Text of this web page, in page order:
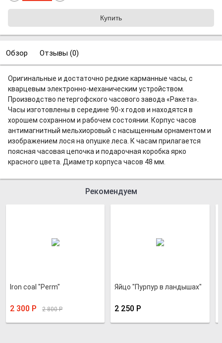
Обзор Отзывы (0)
Оригинальные и достаточно редкие карманные часы, с
кварцевым электронно-механическим устройством.
Производство петергофского часового завода «Ракета».
Часы изготовлены в середине 90-х годов и находятся в
хорошем сохранном и рабочем состоянии. Корпус часов
антимагнитный мельхиоровый с насыщенным орнаментом и
изображением лося на опушке леса. К часам прилагается
поясная часовая цепочка и подарочная коробка ярко
красного цвета. Диаметр корпуса часов 48 мм.
Рекомендуем
Iron coal "Perm"
2 300 Р 2 800Р
Яйцо "Пурпур в ландышах"
2 250 Р